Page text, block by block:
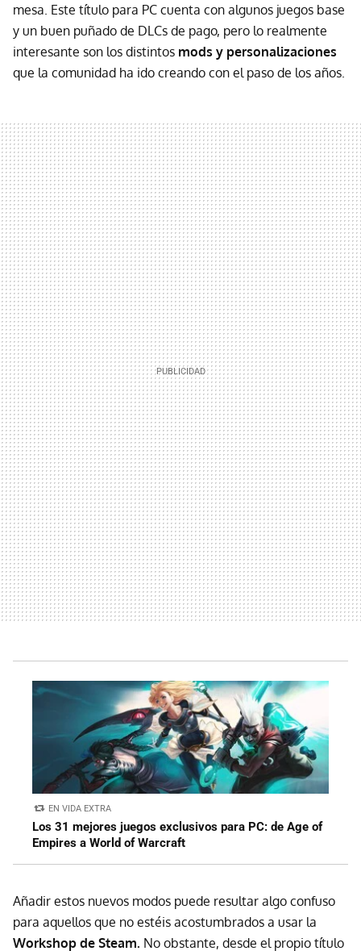
mesa. Este título para PC cuenta con algunos juegos base
y un buen puñado de DLCs de pago, pero lo realmente
interesante son los distintos mods y personalizaciones
que la comunidad ha ido creando con el paso de los años.
EN VIDA EXTRA
Los 31 mejores juegos exclusivos para PC: de Age of
Empires a World of Warcraft
Añadir estos nuevos modos puede resultar algo confuso
para aquellos que no estéis acostumbrados a usar la
Workshop de Steam. No obstante, desde el propio título